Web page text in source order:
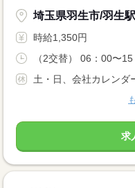
埼玉県羽生市/羽生
時給1,350円
（2交替） 06：00〜
土・日、会社カレンダ
求